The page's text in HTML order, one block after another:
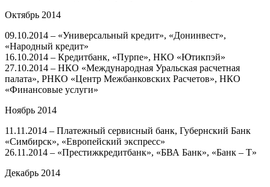
Октябрь 2014
09.10.2014 – «Универсальный кредит», «Донинвест»,
«Народный кредит»
16.10.2014 – Кредитбанк, «Пурпе», НКО «Ютикпэй»
27.10.2014 – НКО «Международная Уральская расчетная
палата», РНКО «Центр Межбанковских Расчетов», НКО
«Финансовые услуги»
Ноябрь 2014
11.11.2014 – Платежный сервисный банк, Губернский Банк
«Симбирск», «Европейский экспресс»
26.11.2014 – «Престижкредитбанк», «БВА Банк», «Банк – Т»
Декабрь 2014